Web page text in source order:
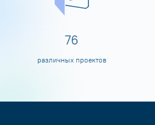
80
различных проектов